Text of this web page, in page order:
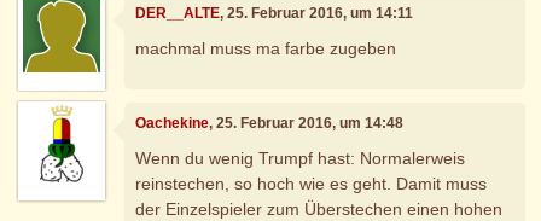
DER__ALTE, 25. Februar 2016, um 14:11
machmal muss ma farbe zugeben
Oachekine, 25. Februar 2016, um 14:48
Wenn du wenig Trumpf hast: Normalerweis
reinstechen, so hoch wie es geht. Damit muss
der Einzelspieler zum Überstechen einen hohen